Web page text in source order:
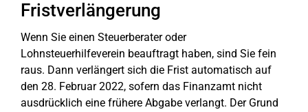
Fristverlängerung
Wenn Sie einen Steuerberater oder
Lohnsteuerhilfeverein beauftragt haben, sind Sie fein
raus. Dann verlängert sich die Frist automatisch auf
den 28. Februar 2022, sofern das Finanzamt nicht
ausdrücklich eine frühere Abgabe verlangt. Der Grund